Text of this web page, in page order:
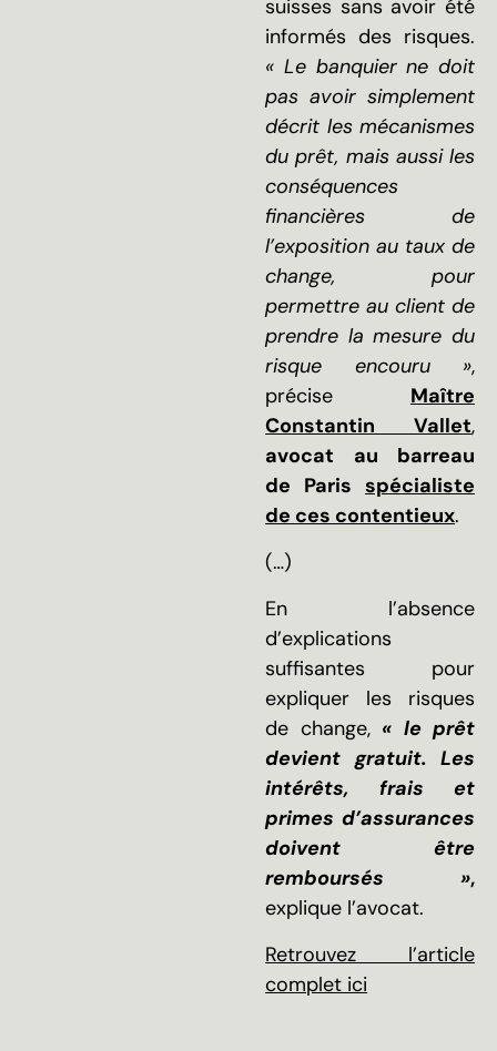
suisses sans avoir été
informés des risques.
« Le banquier ne doit
pas avoir simplement
décrit les mécanismes
du prêt, mais aussi les
conséquences
financières de
l’exposition au taux de
change, pour
permettre au client de
prendre la mesure du
risque encouru »,
précise Maître
Constantin Vallet,
avocat au barreau
de Paris spécialiste
de ces contentieux.
(…)
En l’absence
d’explications
suffisantes pour
expliquer les risques
de change, « le prêt
devient gratuit. Les
intérêts, frais et
primes d’assurances
doivent être
remboursés »,
explique l’avocat.
Retrouvez l’article
complet ici